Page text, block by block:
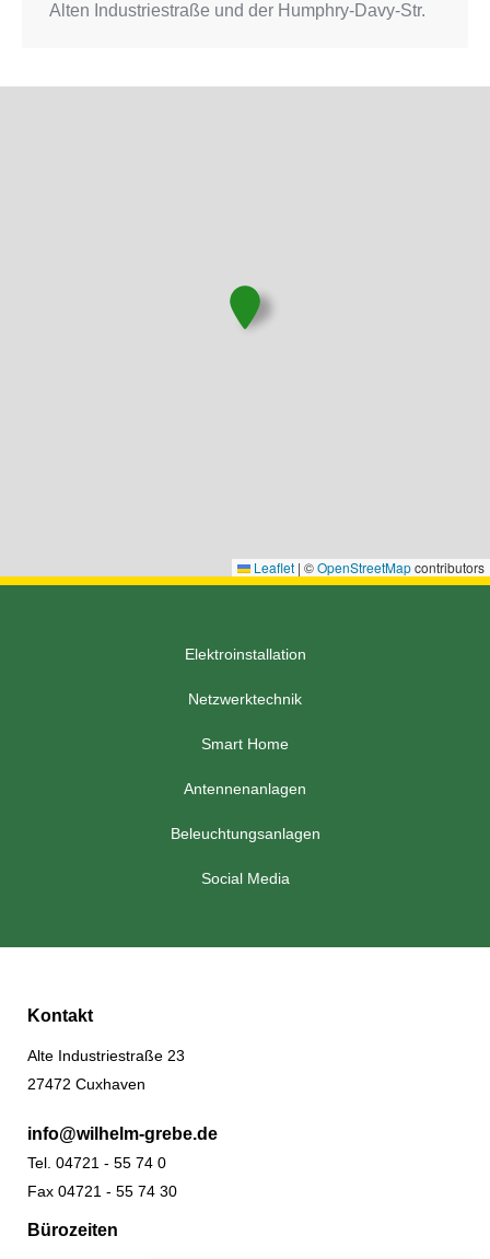
Alten Industriestraße und der Humphry-Davy-Str.
Leaflet | ©OpenStreetMapcontributors
Elektroinstallation
Netzwerktechnik
Smart Home
Antennenanlagen
Beleuchtungsanlagen
Social Media
Kontakt
Alte Industriestraße 23
27472 Cuxhaven
info@wilhelm-grebe.de
Tel. 04721 - 55 74 0
Fax 04721 - 55 74 30
Bürozeiten